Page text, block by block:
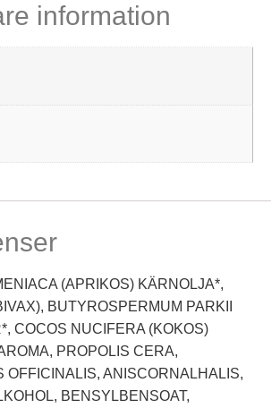
information
(APRIKOS) KÄRNOLJA*,
BUTYROSPERMUM PARKII
COCOS NUCIFERA (KOKOS)
PROPOLIS CERA,
OFFICINALIS, ANISCORNALHALIS,
BENSYLBENSOAT,